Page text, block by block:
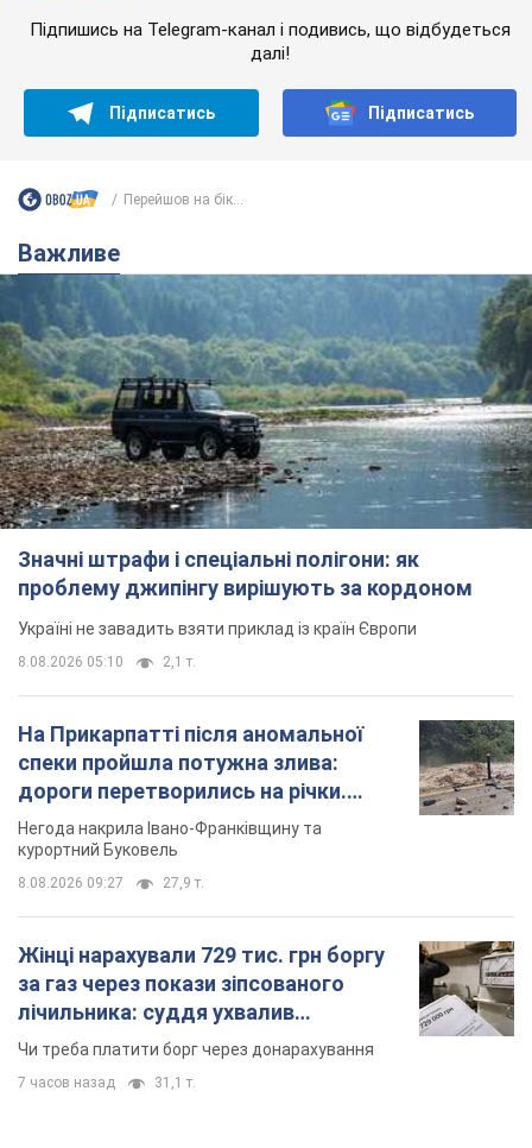
Підпишись на Telegram-канал і подивись, що відбудеться
далі!
Підписатись Підписатись
Перейшов на бік...
Важливе
Значні штрафи і спеціальні полігони: як
проблему джипінгу вирішують за кордоном
Україні не завадить взяти приклад із країн Європи
8.08.2026 05:10 2,1 т.
На Прикарпатті після аномальної
спеки пройшла потужна злива:
дороги перетворились на річки.
Відео
Негода накрила Івано-Франківщину та
курортний Буковель
8.08.2026 09:27 27,9 т.
Жінці нарахували 729 тис. грн боргу
за газ через покази зіпсованого
лічильника: суддя ухвалив
неочікуване рішення
Чи треба платити борг через донарахування
7 часов назад 31,1 т.